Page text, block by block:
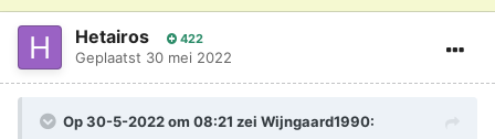
Hetairos 422
Geplaatst 30 mei 2022
Op 30-5-2022 om 08:21 zei Wijngaard1990: